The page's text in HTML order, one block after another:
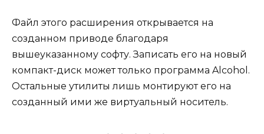
Файл этого расширения открывается на
созданном приводе благодаря
вышеуказанному софту. Записать его на новый
компакт-диск может только программа Alcohol.
Остальные утилиты лишь монтируют его на
созданный ими же виртуальный носитель.